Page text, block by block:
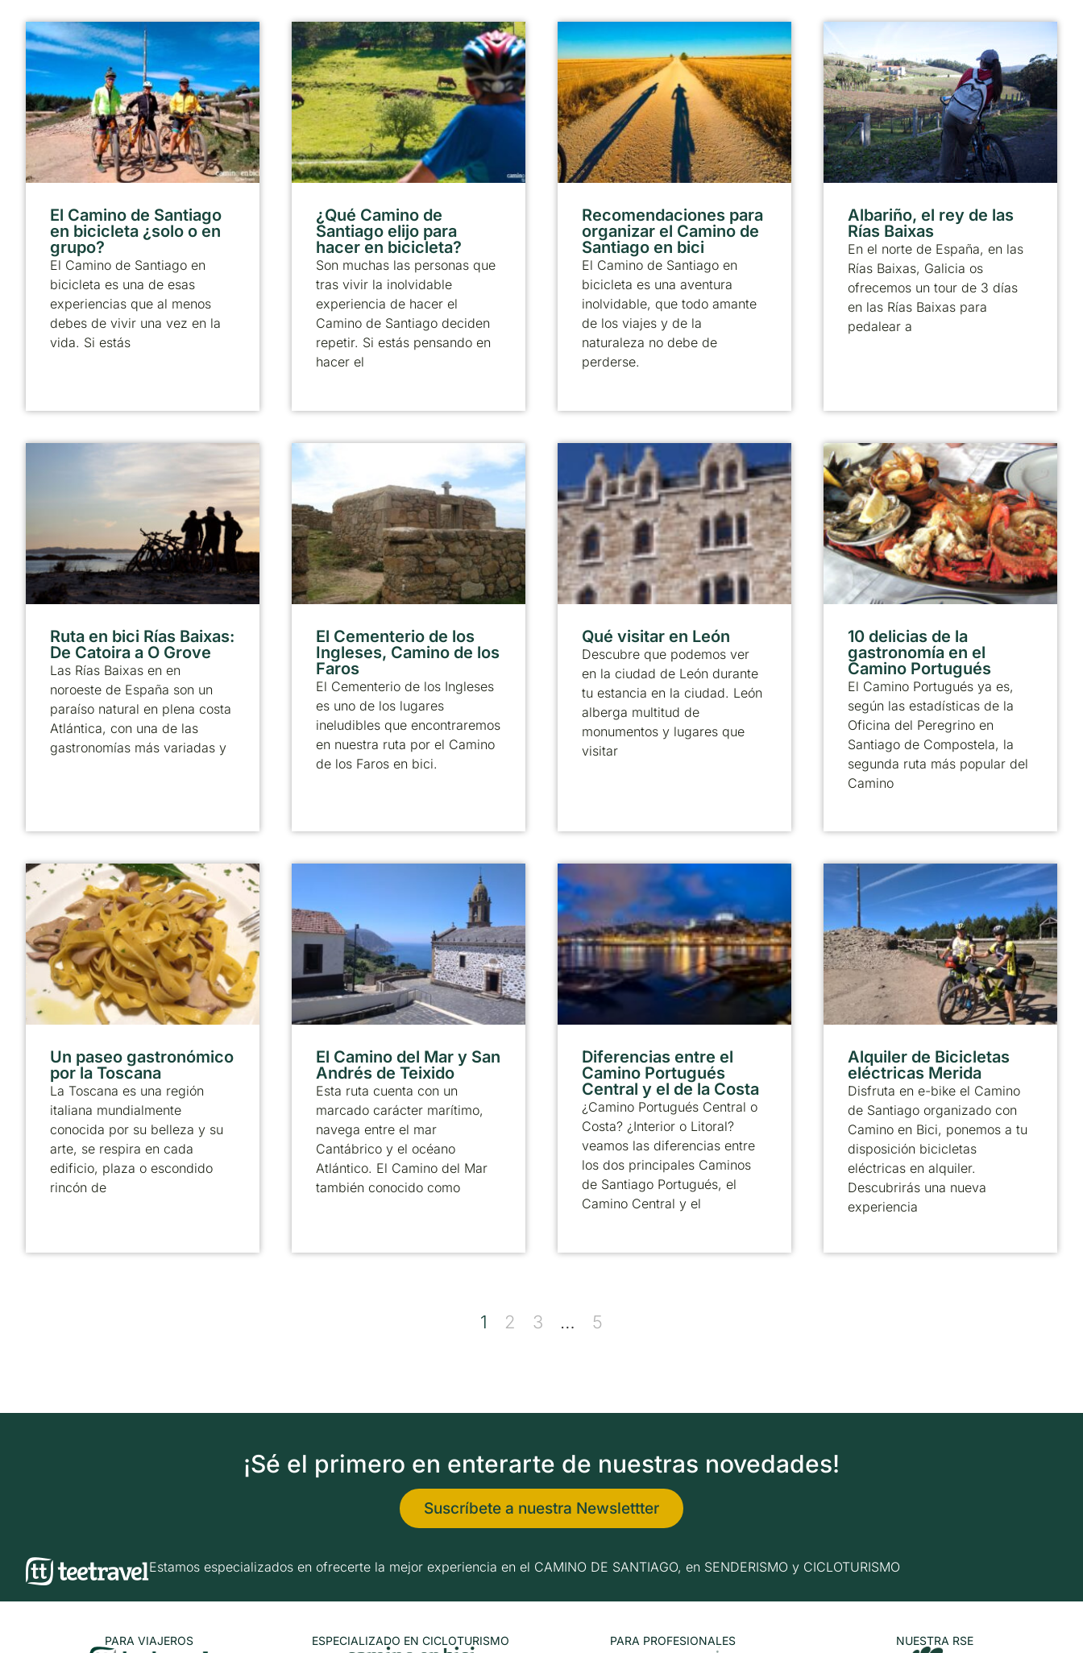
El Camino de Santiago
en bicicleta ¿solo o en
grupo?
El Camino de Santiago en
bicicleta es una de esas
experiencias que al menos
debes de vivir una vez en la
vida. Si estás
¿Qué Camino de
Santiago elijo para
hacer en bicicleta?
Son muchas las personas que
tras vivir la inolvidable
experiencia de hacer el
Camino de Santiago deciden
repetir. Si estás pensando en
hacer el
Recomendaciones para
organizar el Camino de
Santiago en bici
El Camino de Santiago en
bicicleta es una aventura
inolvidable, que todo amante
de los viajes y de la
naturaleza no debe de
perderse.
Albariño, el rey de las
Rías Baixas
En el norte de España, en las
Rías Baixas, Galicia os
ofrecemos un tour de 3 días
en las Rías Baixas para
pedalear a
Ruta en bici Rías Baixas:
De Catoira a O Grove
Las Rías Baixas en en
noroeste de España son un
paraíso natural en plena costa
Atlántica, con una de las
gastronomías más variadas y
El Cementerio de los
Ingleses, Camino de los
Faros
El Cementerio de los Ingleses
es uno de los lugares
ineludibles que encontraremos
en nuestra ruta por el Camino
de los Faros en bici.
Qué visitar en León
Descubre que podemos ver
en la ciudad de León durante
tu estancia en la ciudad. León
alberga multitud de
monumentos y lugares que
visitar
10 delicias de la
gastronomía en el
Camino Portugués
El Camino Portugués ya es,
según las estadísticas de la
Oficina del Peregrino en
Santiago de Compostela, la
segunda ruta más popular del
Camino
Un paseo gastronómico
por la Toscana
La Toscana es una región
italiana mundialmente
conocida por su belleza y su
arte, se respira en cada
edificio, plaza o escondido
rincón de
El Camino del Mar y San
Andrés de Teixido
Esta ruta cuenta con un
marcado carácter marítimo,
navega entre el mar
Cantábrico y el océano
Atlántico. El Camino del Mar
también conocido como
Diferencias entre el
Camino Portugués
Central y el de la Costa
¿Camino Portugués Central o
Costa? ¿Interior o Litoral?
veamos las diferencias entre
los dos principales Caminos
de Santiago Portugués, el
Camino Central y el
Alquiler de Bicicletas
eléctricas Merida
Disfruta en e-bike el Camino
de Santiago organizado con
Camino en Bici, ponemos a tu
disposición bicicletas
eléctricas en alquiler.
Descubrirás una nueva
experiencia
1 2 3 … 5
¡Sé el primero en enterarte de nuestras novedades!
Suscríbete a nuestra Newslettter
Estamos especializados en ofrecerte la mejor experiencia en el CAMINO DE SANTIAGO, en SENDERISMO y CICLOTURISMO
PARA VIAJEROS ESPECIALIZADO EN CICLOTURISMO PARA PROFESIONALES NUESTRA RSE